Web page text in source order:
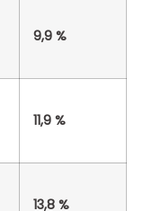
9,9 %
11,9 %
13,8 %